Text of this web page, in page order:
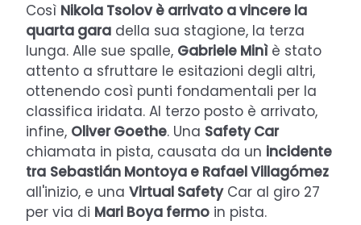
Così Nikola Tsolov è arrivato a vincere la
quarta gara della sua stagione, la terza
lunga. Alle sue spalle, Gabriele Minìè stato
attento a sfruttare le esitazioni degli altri,
ottenendo così punti fondamentali per la
classifica iridata. Al terzo posto è arrivato,
infine, Oliver Goethe. Una Safety Car
chiamata in pista, causata da un incidente
tra Sebastián Montoya e Rafael Villagómez
all'inizio, e una Virtual SafetyCar al giro 27
per via di Mari Boya fermo in pista.